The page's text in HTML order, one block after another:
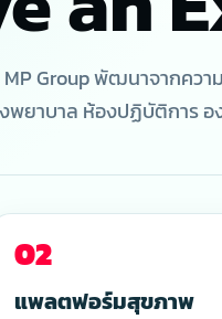
สินค้า
ISO
Group พัฒนาจากคว
พยาบาล ห้องปฏิบัติการ อ
02
แพลตฟอร์มสุขภาพ